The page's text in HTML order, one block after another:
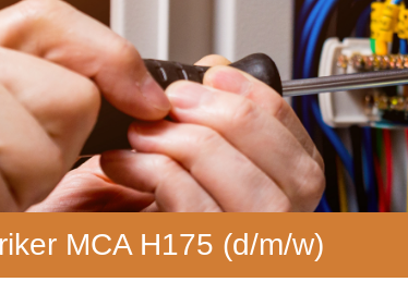
MCA H175 (d/m/w)